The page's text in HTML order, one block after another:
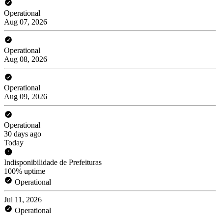
Operational
Aug 07, 2026
Operational
Aug 08, 2026
Operational
Aug 09, 2026
Operational
30 days ago
Today
Indisponibilidade de Prefeituras
100% uptime
Operational
Jul 11, 2026
Operational